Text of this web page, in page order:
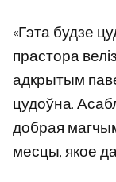
«Гэта будзе
прастора
адкрытым
цудоўна.
добрая
месцы, якое